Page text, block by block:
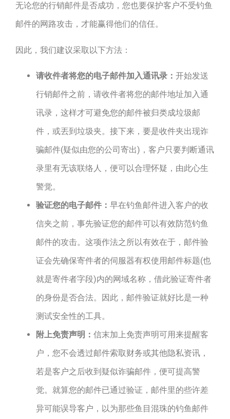
无论您的行销邮件是否成功，您也要保护客户不受钓鱼
邮件的网路攻击，才能赢得他们的信任。
因此，我们建议采取以下方法：
请收件者将您的电子邮件加入通讯录： 开始发送
行销邮件之前，请收件者将您的邮件地址加入通
讯录，这样才可避免您的邮件被归类成垃圾邮
件，或丟到垃圾夹。接下来，要是收件夹出现诈
骗邮件(疑似由您的公司寄出)，客户只要判断通讯
录里有无该联络人，便可以合理怀疑，由此心生
警觉。
验证您的电子邮件： 早在钓鱼邮件进入客户的收
信夹之前，事先验证您的邮件可以有效防范钓鱼
邮件的攻击。这项作法之所以有效在于，邮件验
证会先确保寄件者的伺服器有权使用邮件标题(也
就是寄件者字段)内的网域名称，借此验证寄件者
的身份是否合法。因此，邮件验证就好比是一种
测试安全性的工具。
附上免责声明： 信末加上免责声明可用来提醒客
户，您不会透过邮件索取财务或其他隐私资讯，
若是客户之后收到疑似诈骗邮件，便可提高警
觉。就算您的邮件已通过验证，邮件里的些许差
异可能误导客户，以为那些鱼目混珠的钓鱼邮件